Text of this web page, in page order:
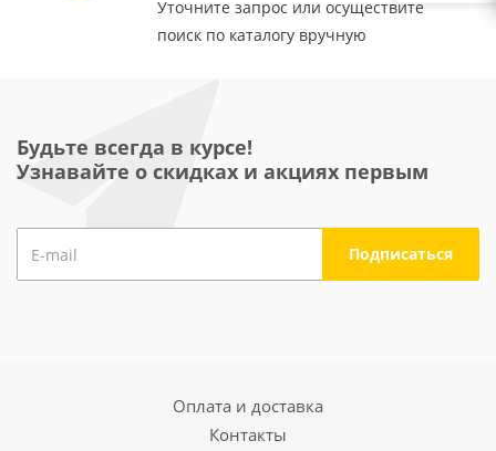
Уточните запрос или осуществите
поиск по каталогу вручную
Будьте всегда в курсе!
Узнавайте о скидках и акциях первым
Оплата и доставка
Контакты